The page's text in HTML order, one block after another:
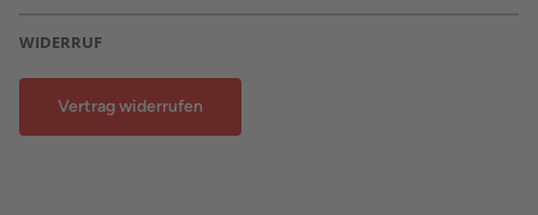
WIDERRUF
Vertrag widerrufen